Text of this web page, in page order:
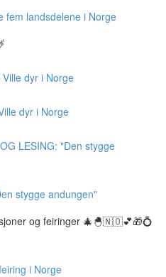
fem landsdelene i Norge
Ville dyr i Norge
dyr i Norge
LESING: "Den stygge
stygge andungen"
og feiringer 🎄🐣🇳🇴💕🎁💍
i Norge